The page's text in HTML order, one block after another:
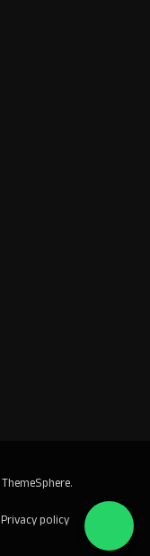
ThemeSphere.
Privacy policy